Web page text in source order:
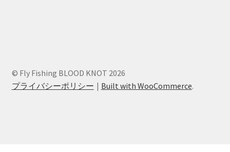
© Fly Fishing BLOOD KNOT 2026
プライバシーポリシー
Built with WooCommerce.